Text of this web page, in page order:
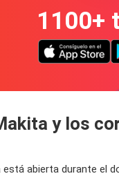
1100+
y los
abierta durante